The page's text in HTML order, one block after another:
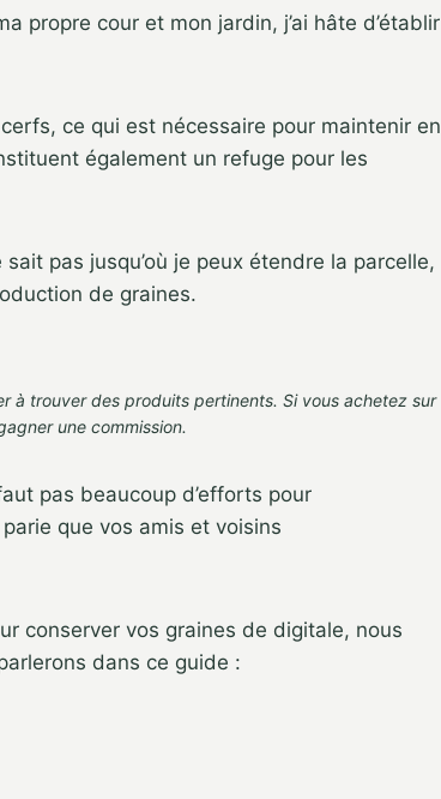
propre cour et mon jardin, j’ai hâte d’établir
ce qui est nécessaire pour maintenir en
également un refuge pour les
pas jusqu’où je peux étendre la parcelle,
de graines.
à trouver des produits pertinents. Si vous achetez sur
une commission.
pas beaucoup d’efforts pour
que vos amis et voisins
conserver vos graines de digitale, nous
dans ce guide :